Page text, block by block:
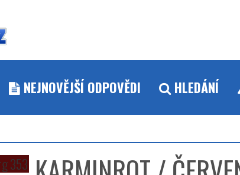
NEJNOVĚJŠÍ ODPOVĚDI HLEDÁNÍ